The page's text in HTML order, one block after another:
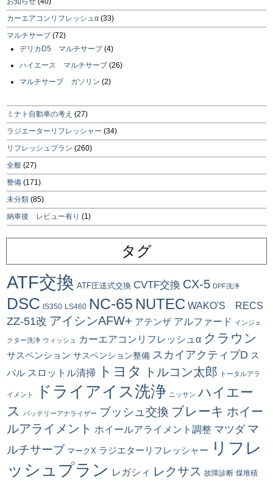
カーエアコンリフレッシュα (33)
マルチサーブ (72)
デリカD5 マルチサーブ (4)
ハイエース マルチサーブ (26)
マルチサーブ ガソリン (2)
ミナト自動車の考え (27)
ラジエーターリフレッシャー (34)
リフレッシュプラン (260)
全般 (27)
整備 (171)
未分類 (85)
納車後 レビュー有り (1)
タグ
ATF交換 ATF圧送式交換 CVTF交換 CX-5 DPF洗浄
DSC IS350 LS460 NC-65 NUTEC WAKO'S RECS
ZZ-51改 アイシンAFW+ アテンザ アルファード インジェ
クター洗浄 ウィッシュ カーエアコンリフレッシュα クラウン
サスペンション サスペンション整備 スカイアクティブD ス
バル スロットル清掃 トヨタ トルコン太郎 トータルアラ
イメント ドライアイス洗浄 ニッサン ハイエー
ス
バッテリーアナライザー ブッシュ交換 ブレーキ ホイー
ルアライメント ホイールアライメント調整 マツダ マ
ルチサーブ マークX ラジエターリフレッシャー
リフレ
ッシュプラン レガシィ レクサス 故障診断 煤堆積